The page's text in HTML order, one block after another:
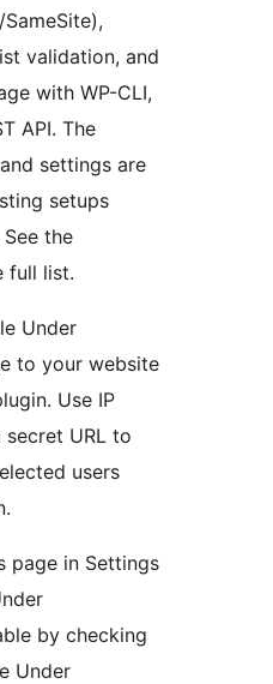
validation, and
with WP-CLI,
API. The
settings are
setups
the
full list.
Under
to your website
Use IP
URL to
users
page in Settings
by checking
Under